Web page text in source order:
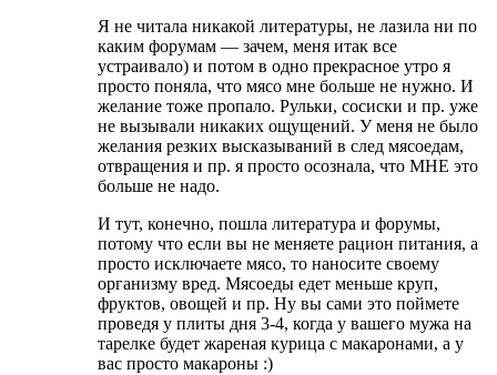
Я не читала никакой литературы, не лазила ни по
каким форумам — зачем, меня итак все
устраивало) и потом в одно прекрасное утро я
просто поняла, что мясо мне больше не нужно. И
желание тоже пропало. Рульки, сосиски и пр. уже
не вызывали никаких ощущений. У меня не было
желания резких высказываний в след мясоедам,
отвращения и пр. я просто осознала, что МНЕ это
больше не надо.
И тут, конечно, пошла литература и форумы,
потому что если вы не меняете рацион питания, а
просто исключаете мясо, то наносите своему
организму вред. Мясоеды едет меньше круп,
фруктов, овощей и пр. Ну вы сами это поймете
проведя у плиты дня 3-4, когда у вашего мужа на
тарелке будет жареная курица с макаронами, а у
вас просто макароны :)